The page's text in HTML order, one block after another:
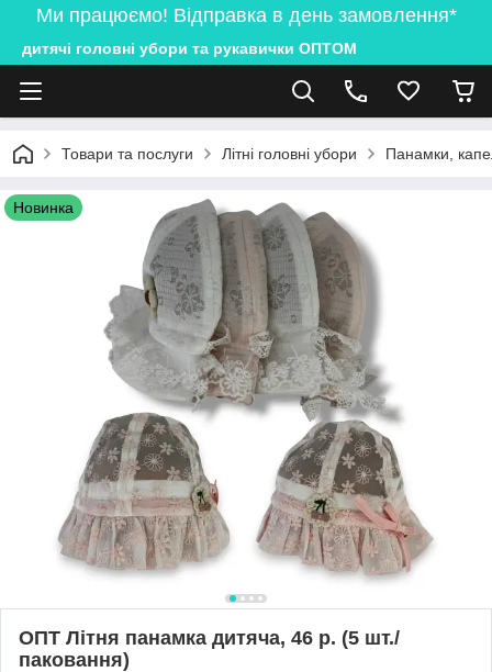
Ми працюємо! Відправка в день замовлення*
дитячі головні убори та рукавички ОПТОМ
Товари та послуги Літні головні убори Панамки,
Новинка
ОПТ Літня панамка дитяча, 46 р. (5 шт./
паковання)